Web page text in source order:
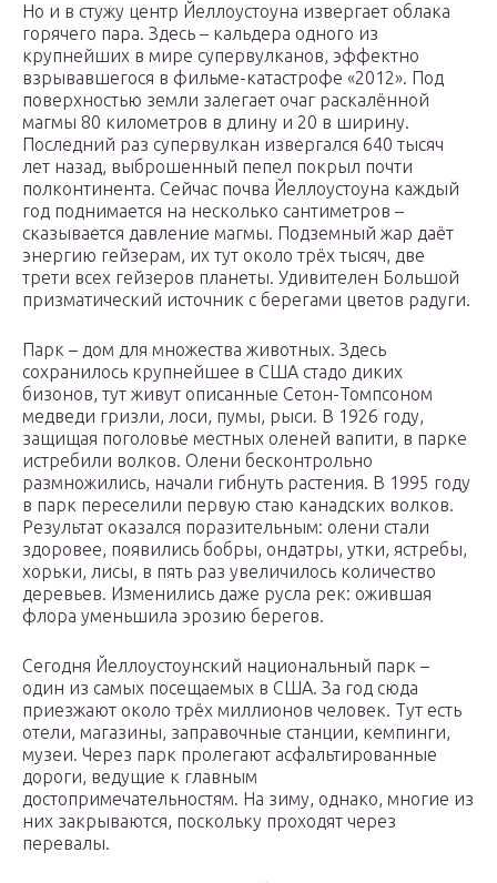
Но и в стужу центр Йеллоустоуна извергает облака
горячего пара. Здесь – кальдера одного из
крупнейших в мире супервулканов, эффектно
взрывавшегося в фильме-катастрофе «2012». Под
поверхностью земли залегает очаг раскалённой
магмы 80 километров в длину и 20 в ширину.
Последний раз супервулкан извергался 640 тысяч
лет назад, выброшенный пепел покрыл почти
полконтинента. Сейчас почва Йеллоустоуна каждый
год поднимается на несколько сантиметров –
сказывается давление магмы. Подземный жар даёт
энергию гейзерам, их тут около трёх тысяч, две
трети всех гейзеров планеты. Удивителен Большой
призматический источник с берегами цветов радуги.
Парк – дом для множества животных. Здесь
сохранилось крупнейшее в США стадо диких
бизонов, тут живут описанные Сетон-Томпсоном
медведи гризли, лоси, пумы, рыси. В 1926 году,
защищая поголовье местных оленей вапити, в парке
истребили волков. Олени бесконтрольно
размножились, начали гибнуть растения. В 1995 году
в парк переселили первую стаю канадских волков.
Результат оказался поразительным: олени стали
здоровее, появились бобры, ондатры, утки, ястребы,
хорьки, лисы, в пять раз увеличилось количество
деревьев. Изменились даже русла рек: ожившая
флора уменьшила эрозию берегов.
Сегодня Йеллоустоунский национальный парк –
один из самых посещаемых в США. За год сюда
приезжают около трёх миллионов человек. Тут есть
отели, магазины, заправочные станции, кемпинги,
музеи. Через парк пролегают асфальтированные
дороги, ведущие к главным
достопримечательностям. На зиму, однако, многие из
них закрываются, поскольку проходят через
перевалы.